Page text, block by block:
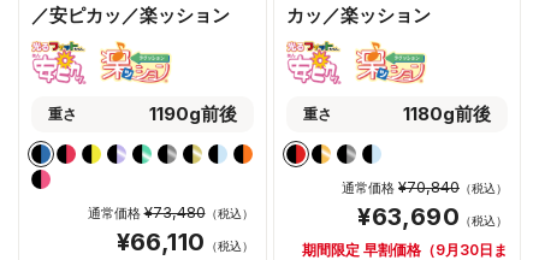
／安ピカッ／楽ッション
重さ 1190g前後
通常価格¥73,480（税込）
¥66,110 （税込）
カッ／楽ッション
重さ 1180g前後
通常価格 ¥70,840 （税込）
¥63,690 （税込）
期間限定 早割価格（9月30日ま